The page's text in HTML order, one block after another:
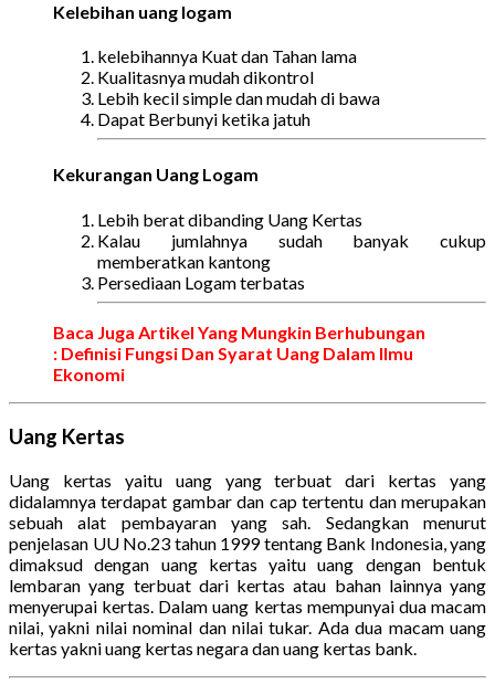
Kelebihan uang logam
kelebihannya Kuat dan Tahan lama
Kualitasnya mudah dikontrol
Lebih kecil simple dan mudah di bawa
Dapat Berbunyi ketika jatuh
Kekurangan Uang Logam
Lebih berat dibanding Uang Kertas
Kalau jumlahnya sudah banyak cukup
memberatkan kantong
Persediaan Logam terbatas
Baca Juga Artikel Yang Mungkin Berhubungan
: Definisi Fungsi Dan Syarat Uang Dalam Ilmu
Ekonomi
Uang Kertas
Uang kertas yaitu uang yang terbuat dari kertas yang
didalamnya terdapat gambar dan cap tertentu dan merupakan
sebuah alat pembayaran yang sah. Sedangkan menurut
penjelasan UU No.23 tahun 1999 tentang Bank Indonesia, yang
dimaksud dengan uang kertas yaitu uang dengan bentuk
lembaran yang terbuat dari kertas atau bahan lainnya yang
menyerupai kertas. Dalam uang kertas mempunyai dua macam
nilai, yakni nilai nominal dan nilai tukar. Ada dua macam uang
kertas yakni uang kertas negara dan uang kertas bank.